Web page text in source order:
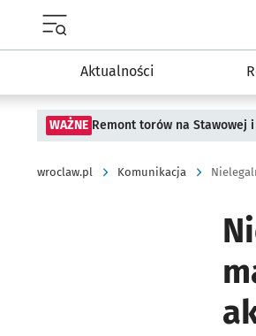
Aktualności
WAŻNE Remont torów na Stawowej
wroclaw.pl Komunikacja